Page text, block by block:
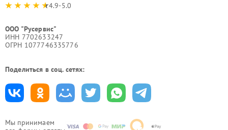
Мы принимаем
4.9-5.0
ООО "Русервис"
ИНН 7702633247
ОГРН 1077746335776
Поделиться в соц. сетях: